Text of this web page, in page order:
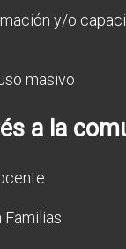
y/o
masivo
a la
Familias